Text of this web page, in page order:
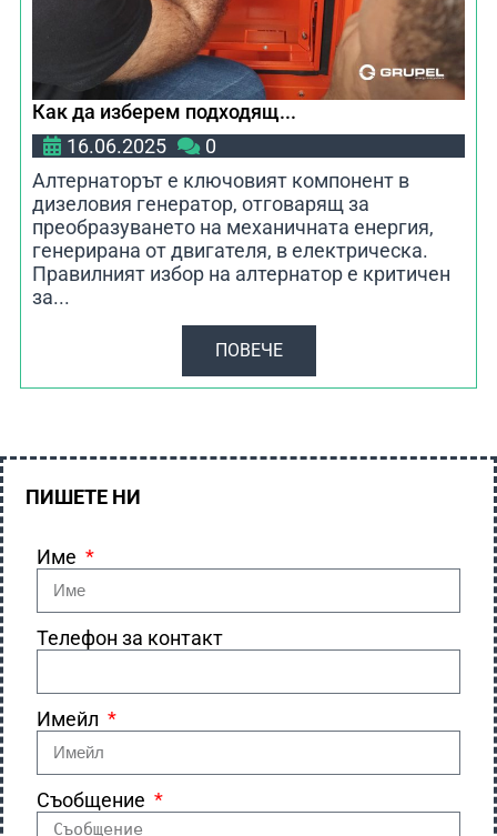
Как да изберем подходящ...
16.06.2025
0
Алтернаторът е ключовият компонент в
дизеловия генератор, отговарящ за
преобразуването на механичната енергия,
генерирана от двигателя, в електрическа.
Правилният избор на алтернатор е критичен
за...
ПОВЕЧЕ
ПИШЕТЕ НИ
Име
Телефон за контакт
Имейл
Съобщение